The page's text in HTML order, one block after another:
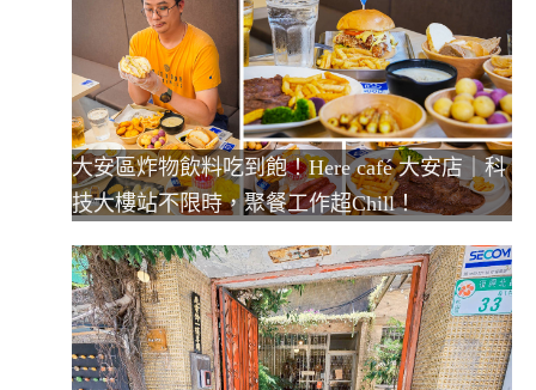
大安區炸物飲料吃到飽！Here café 大安店｜科
技大樓站不限時，聚餐工作超Chill！